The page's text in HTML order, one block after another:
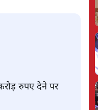
रुपए देने पर